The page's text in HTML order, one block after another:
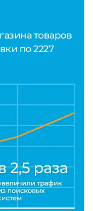
товаров
по 2227